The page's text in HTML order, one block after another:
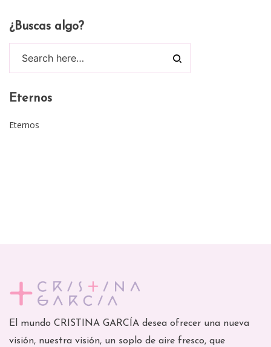
¿Buscas algo?
Eternos
Eternos
El mundo CRISTINA GARCÍA desea ofrecer una nueva
visión, nuestra visión, un soplo de aire fresco, que